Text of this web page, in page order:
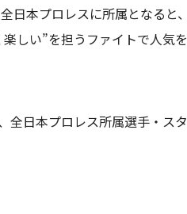
日本プロレスに所属となる
しい”を担うファイトで人
全日本プロレス所属選手・ス